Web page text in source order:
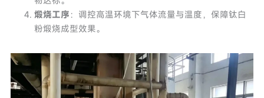
煅烧工序 ：调控高温环境下气体流量与温度，保障钛白
粉煅烧成型效果。